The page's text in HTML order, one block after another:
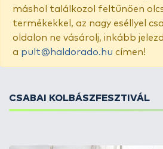
máshol találkozol feltűnően
termékekkel, az nagy eséllyel
oldalon ne vásárolj, inkább
a pult@haldorado.hu címen!
CSABAI KOLBÁSZFESZTIVÁL